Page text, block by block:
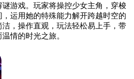
游戏。玩家将操控少女主角，穿梭
运用她的特殊能力解开跨越时空的
，操作直观，玩法轻松易上手，带
情的时光之旅。